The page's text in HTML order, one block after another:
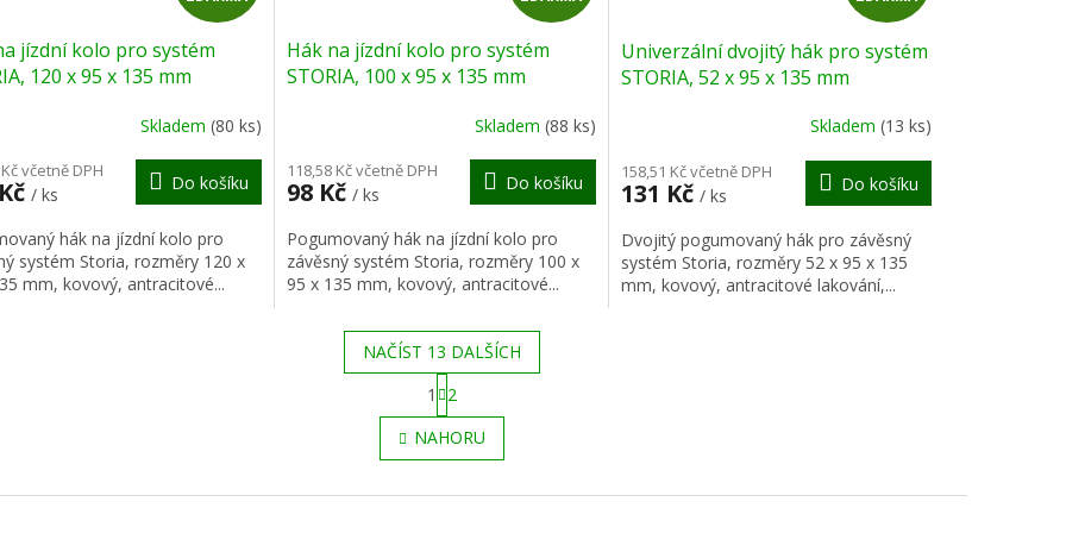
D
R
M
A
jízdní kolo pro systém
120 x 95 x 135 mm
Skladem (80 ks)
včetně DPH
/ ks
Do košíku
hák na jízdní kolo pro
systém Storia, rozměry 120 x
mm, kovový, antracitové...
D
R
M
A
Hák na jízdní kolo pro systém
STORIA, 100 x 95 x 135 mm
Skladem (88 ks)
118,58 Kč včetně DPH
98 Kč / ks
Do košíku
Pogumovaný hák na jízdní kolo pro
závěsný systém Storia, rozměry 100 x
95 x 135 mm, kovový, antracitové...
D
A
R
M
A
Univerzální dvojitý hák pro systém
STORIA, 52 x 95 x 135 mm
Skladem (13 ks)
158,51 Kč včetně DPH
131 Kč / ks
Do košíku
Dvojitý pogumovaný hák pro závěsný
systém Storia, rozměry 52 x 95 x 135
mm, kovový, antracitové lakování,...
O
v
l
d
NAČÍST 13 DALŠÍCH
S
t
r
á
n
o
1
2
NAHORU